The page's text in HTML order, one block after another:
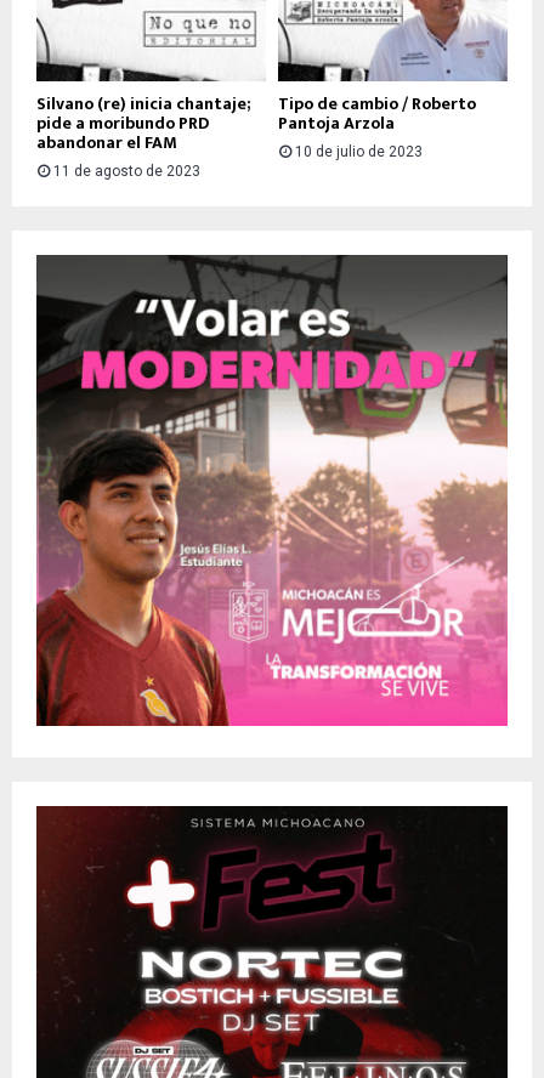
Silvano (re) inicia chantaje;
pide a moribundo PRD
abandonar el FAM
11 de agosto de 2023
Tipo de cambio / Roberto
Pantoja Arzola
10 de julio de 2023